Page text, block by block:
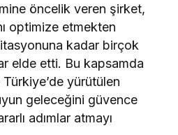
öncelik veren şirket,
optimize etmekten
kadar birçok
elde etti. Bu kapsamda
yürütülen
geleceğini güvence
adımlar atmayı